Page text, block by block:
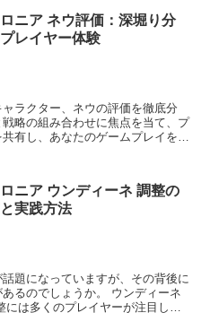
ニア ネウ評価：深堀り分
レイヤー体験
ラクター、ネウの評価を徹底分
略の組み合わせに焦点を当て、プ
有し、あなたのゲームプレイを次
ニア ウンディーネ 調整の
実践方法
題になっていますが、その背後に
るのでしょうか。 ウンディーネ
は多くのプレイヤーが注目して